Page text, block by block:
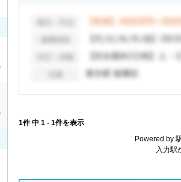
1件 中 1 - 1件を表示
Powered by
入力駅